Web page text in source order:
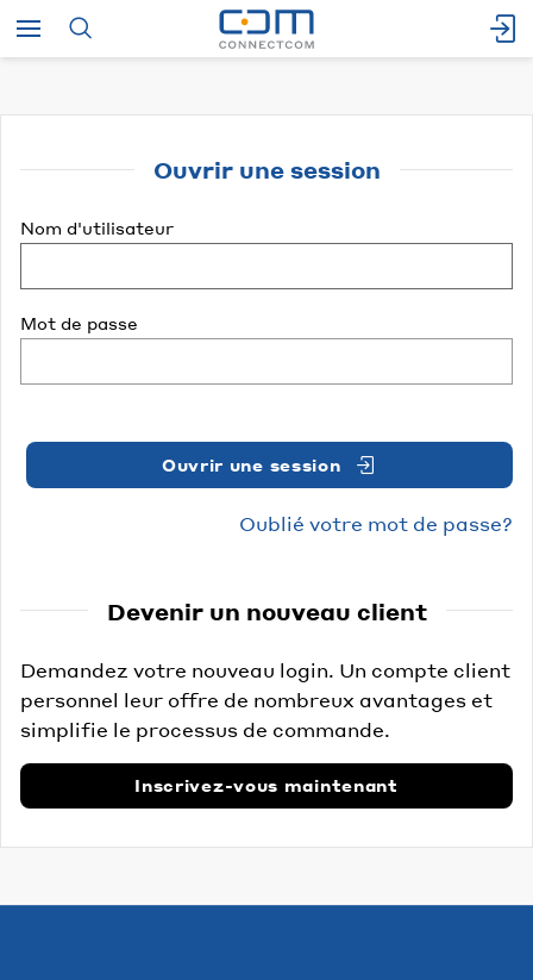
Ouvrir une session
Nom d'utilisateur
Mot de passe
Ouvrir une session
Oublié votre mot de passe?
Devenir un nouveau client
Demandez votre nouveau login. Un compte client
personnel leur offre de nombreux avantages et
simplifie le processus de commande.
Inscrivez-vous maintenant